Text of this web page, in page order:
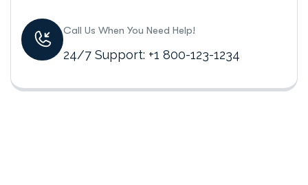
Call Us When You Need Help!
24/7 Support: +1 800-123-1234